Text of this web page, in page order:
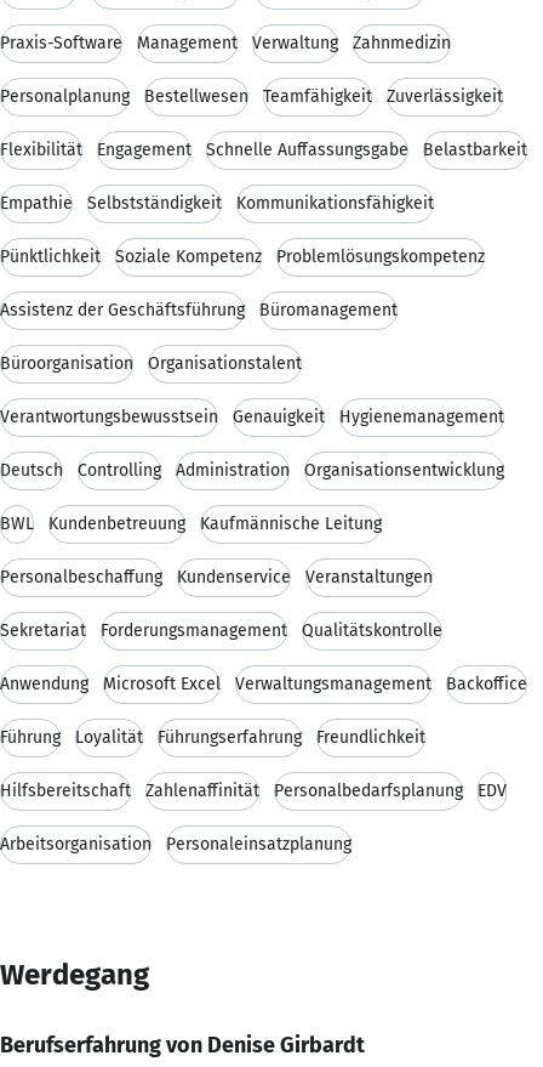
Praxis-Software Management Verwaltung Zahnmedizin
Personalplanung Bestellwesen Teamfähigkeit Zuverlässigkeit
Flexibilität Engagement Schnelle Auffassungsgabe Belastbarkeit
Empathie Selbstständigkeit Kommunikationsfähigkeit
Pünktlichkeit Soziale Kompetenz Problemlösungskompetenz
Assistenz der Geschäftsführung Büromanagement
Büroorganisation Organisationstalent
Verantwortungsbewusstsein Genauigkeit Hygienemanagement
Deutsch Controlling Administration Organisationsentwicklung
BWL Kundenbetreuung Kaufmännische Leitung
Personalbeschaffung Kundenservice Veranstaltungen
Sekretariat Forderungsmanagement Qualitätskontrolle
Anwendung Microsoft Excel Verwaltungsmanagement Backoffice
Führung Loyalität Führungserfahrung Freundlichkeit
Hilfsbereitschaft Zahlenaffinität Personalbedarfsplanung EDV
Arbeitsorganisation Personaleinsatzplanung
Werdegang
Berufserfahrung von Denise Girbardt